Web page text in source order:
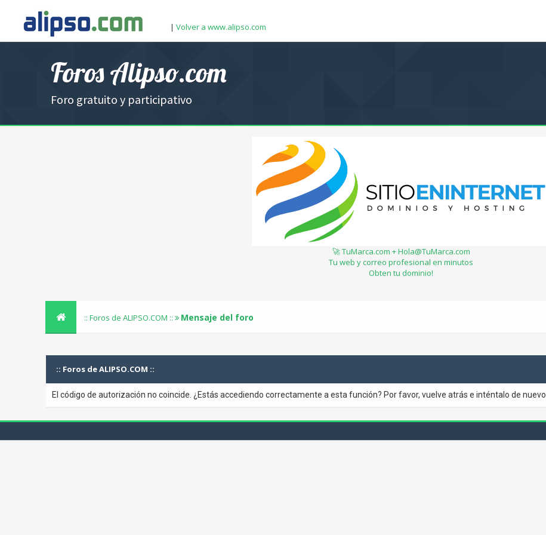
| Volver a www.alipso.com
Foros Alipso.com
Foro gratuito y participativo
🚀 TuMarca.com + Hola@TuMarca.com
Tu web y correo profesional en minutos
Obten tu dominio!
:: Foros de ALIPSO.COM :: Mensaje del foro
:: Foros de ALIPSO.COM ::
El código de autorización no coincide. ¿Estás accediendo correctamente a esta función? Por favor, vuelve atrás e inténtalo de nuevo.